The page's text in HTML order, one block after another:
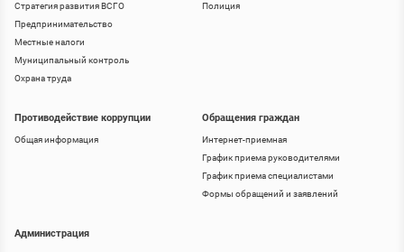
Стратегия развития ВСГО
Предпринимательство
Местные налоги
Муниципальный контроль
Охрана труда
Полиция
Противодействие коррупции
Общая информация
Обращения граждан
Интернет-приемная
График приема руководителями
График приема специалистами
Формы обращений и заявлений
Администрация